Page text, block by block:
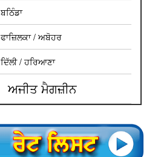
ਬਠਿੰਡਾ
ਫਾਜ਼ਿਲਕਾ / ਅਬੋਹਰ
ਦਿੱਲੀ / ਹਰਿਆਣਾ
ਅਜੀਤ ਮੈਗਜ਼ੀਨ